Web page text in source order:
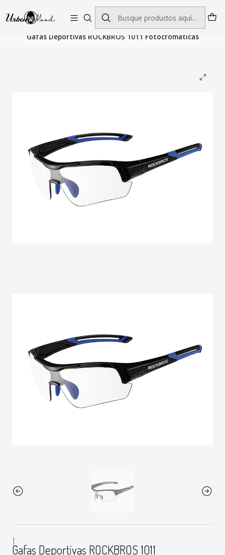
Envío GRATIS desde $60.000 | Entregas rápidas 1–5 días hábiles
Deportes Gafas Deportivas
Gafas Deportivas ROCKBROS 1011 Fotocromaticas
|
Gafas Deportivas ROCKBROS 1011